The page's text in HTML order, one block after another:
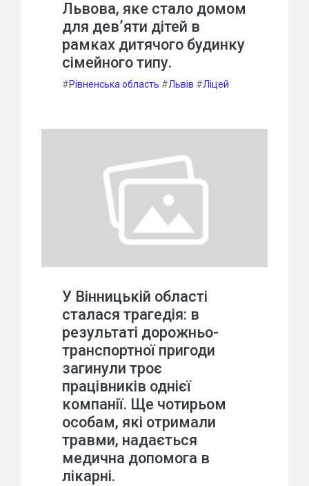
Львова, яке стало домом
для дев’яти дітей в
рамках дитячого будинку
сімейного типу.
#Рівненська область #Львів #Ліцей
У Вінницькій області
сталася трагедія: в
результаті дорожньо-
транспортної пригоди
загинули троє
працівників однієї
компанії. Ще чотирьом
особам, які отримали
травми, надається
медична допомога в
лікарні.